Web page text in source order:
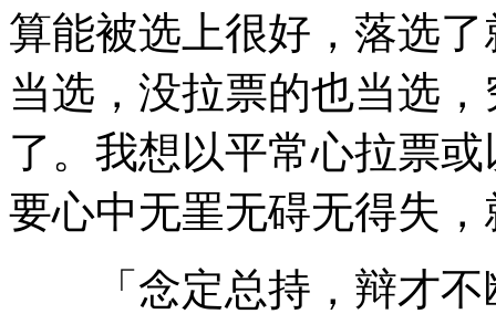
算能被选上很好，落选
当选，没拉票的也当选
了。我想以平常心拉票
要心中无罣无碍无得失
「念定总持，辩才不